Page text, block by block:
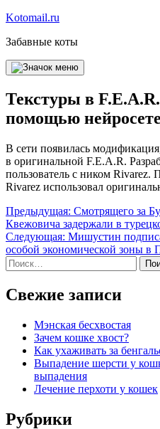
Перейти
содержимому
Kotomail.ru
Забавные коты
Текстуры в
помощью
В сети появилась
в оригинальной F.E.A.R.
пользователь с ником Rivarez.
Rivarez использовал
Навигация
по
записям
Предыдущая: Смотрящего за
Квежовича задержали в
Следующая: Мишустин
особой экономической зоны в
Найти:
Свежие записи
Мэнская бесхвостая
Зачем кошке хвост?
Как ухаживать за
Выпадение шерсти у
выпадения
Лечение перхоти у кошек
Рубрики